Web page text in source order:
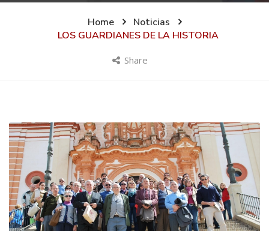
Home
Noticias
LOS GUARDIANES DE LA HISTORIA
Share